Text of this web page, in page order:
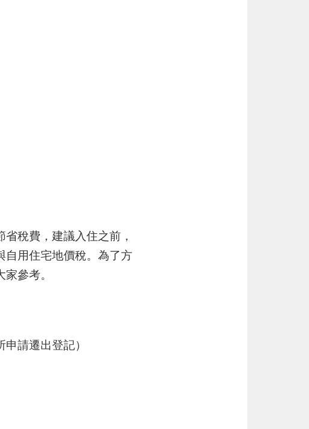
稅費，建議入住之前，
自用住宅地價稅。為了方
參考。
請遷出登記）